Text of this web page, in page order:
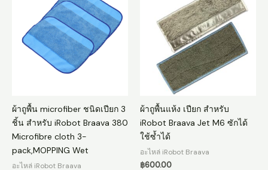
ผ้าถูพื้น microfiber ชนิดเปียก 3
ชิ้น สำหรับ iRobot Braava 380
Microfibre cloth 3-
pack,MOPPING Wet
อะไหล่ iRobot Braava
ผ้าถูพื้นแห้ง เปียก สำหรับ
iRobot Braava Jet M6 ซักได้
ใช้ซ้ำได้
อะไหล่ iRobot Braava
฿600.00